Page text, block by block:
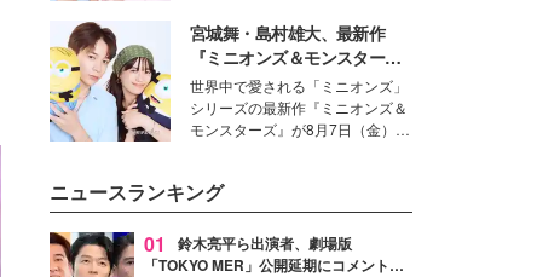
モデル・愛甲ひかりさんと橋下美
好さんを迎えて本音で女子会トー
ク。猛暑のお出かけを快適に過ご
すヒントや、2人が感動した夏の
生理の新常識にも迫りました。
宮城舞・島村雄大、最新作
『ミニオンズ＆モンスター
ズ』の魅力熱弁 ハチャメチャ
だけじゃない“友情と絆”に感
動
世界中で愛される「ミニオンズ」
シリーズの最新作『ミニオンズ＆
モンスターズ』が8月7日（金）に
デルの宮城舞と島村雄大の特別対
談をお届け！それぞれの視点か
ら、今作ならではの魅力や予想外
の感動をもたらす奥深いストーリ
ニュースランキング
01
鈴木亮平ら出演者、劇場版
「TOKYO MER」公開延期にコメント